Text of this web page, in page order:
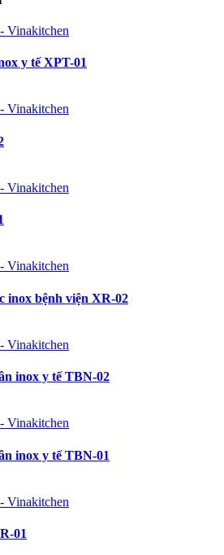
y tế XPT-01
inox bệnh viện XR-02
inox y tế TBN-02
inox y tế TBN-01
01